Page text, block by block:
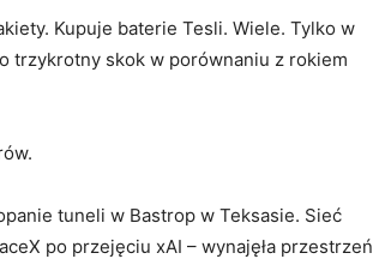
Kupuje baterie Tesli. Wiele. Tylko w
trzykrotny skok w porównaniu z rokiem
tuneli w Bastrop w Teksasie. Sieć
po przejęciu xAI – wynajęła przestrzeń